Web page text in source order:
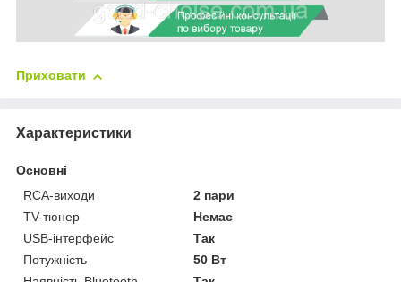
Приховати
Характеристики
Основні
RCA-виходи
2 пари
TV-тюнер
Немає
USB-інтерфейс
Так
Потужність
50 Вт